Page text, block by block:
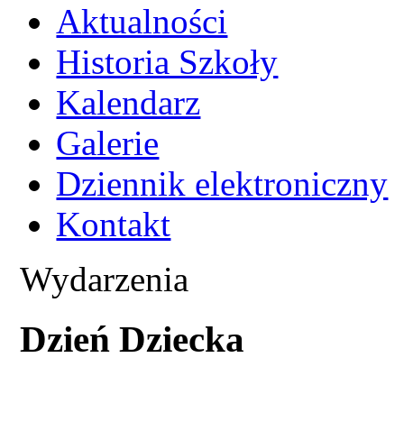
Aktualności
Historia Szkoły
Kalendarz
Galerie
Dziennik elektroniczny
Kontakt
Wydarzenia
Dzień Dziecka